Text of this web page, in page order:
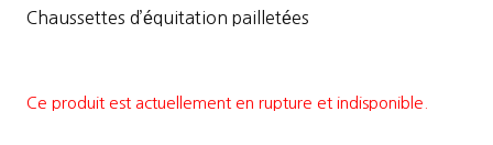
Chaussettes d’équitation pailletées
Ce produit est actuellement en rupture et indisponible.